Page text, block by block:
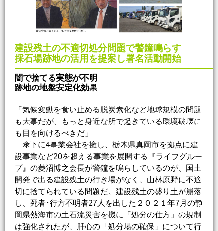
建設残土の不適切処分問題で警鐘鳴らす
採石場跡地の活用を提案し署名活動開始
闇で捨てる実態が不明
跡地の地盤安定化効果
「気候変動を食い止める脱炭素化など地球規模の問題
も大事だが、もっと身近な所で起きている環境破壊に
も目を向けるべきだ」
傘下に4事業会社を擁し、栃木県真岡市を拠点に建
設事業など20を超える事業を展開する『ライフグルー
プ』の菱沼博之会長が警鐘を鳴らしているのが、国土
開発で出る建設残土の行き場がなく、山林原野に不適
切に捨てられている問題だ。建設残土の盛り土が崩落
し、死者･行方不明者27人を出した２０２１年7月の静
岡県熱海市の土石流災害を機に「処分の仕方」の規制
は強化されたが、肝心の「処分場の確保」について行